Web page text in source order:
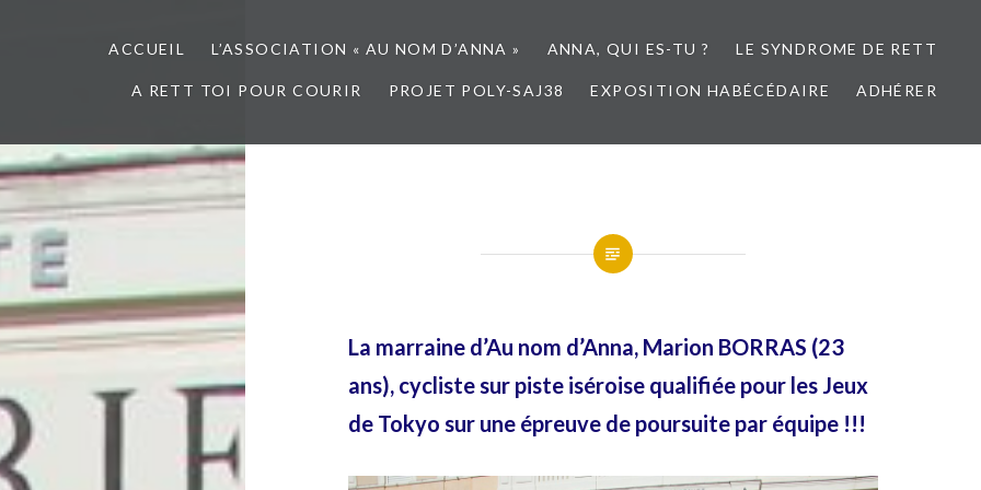
ACCUEIL L’ASSOCIATION « AU NOM D’ANNA » ANNA, QUI ES-TU ? LE SYNDROME DE RETT
A RETT TOI POUR COURIR PROJET POLY-SAJ38 EXPOSITION HABÉCÉDAIRE ADHÉRER
La marraine d’Au nom d’Anna, Marion BORRAS (23
ans), cycliste sur piste iséroise qualifiée pour les Jeux
de Tokyo sur une épreuve de poursuite par équipe !!!